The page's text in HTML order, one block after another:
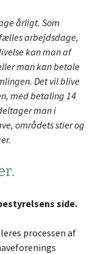
årligt. Som
arbejdsdage,
kan man af
man kan betale
Det vil blive
med betaling 14
man i
områdets stier og
side.
processen af